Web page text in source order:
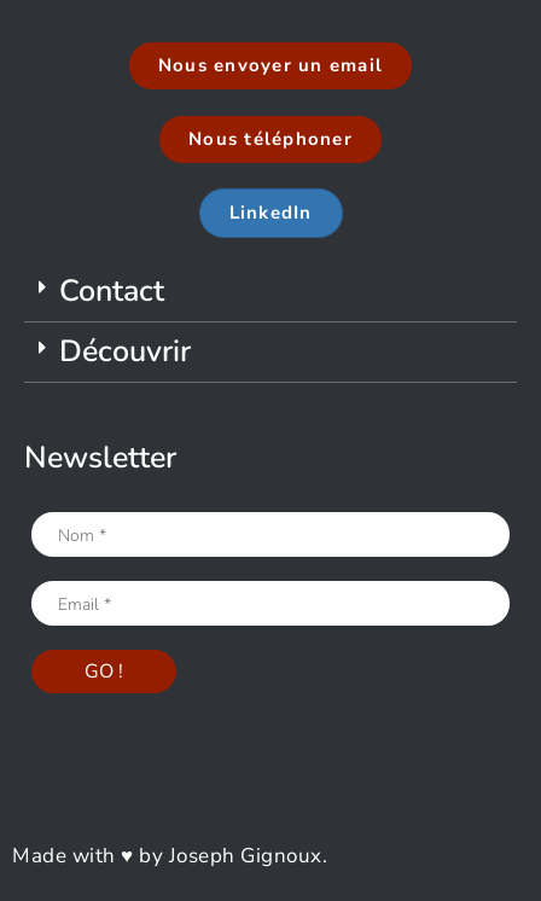
Nous envoyer un email
Nous téléphoner
LinkedIn
Contact
Découvrir
Newsletter
Made with ♥ by Joseph Gignoux.